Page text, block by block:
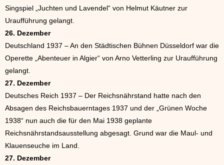
Singspiel „Juchten und Lavendel“ von Helmut Käutner zur
Uraufführung gelangt.
26. Dezember
Deutschland 1937 – An den Städtischen Bühnen Düsseldorf war die
Operette „Abenteuer in Algier“ von Arno Vetterling zur Uraufführung
gelangt.
27. Dezember
Deutsches Reich 1937 – Der Reichsnährstand hatte nach den
Absagen des Reichsbauerntages 1937 und der „Grünen Woche
1938“ nun auch die für den Mai 1938 geplante
Reichsnährstandsausstellung abgesagt. Grund war die Maul- und
Klauenseuche im Land.
27. Dezember